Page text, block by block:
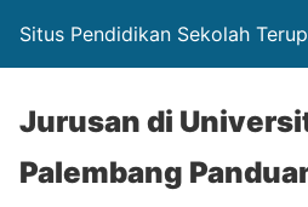
Situs Pendidikan Sekolah
Jurusan di
Palembang